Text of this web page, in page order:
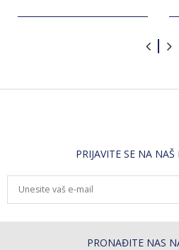
PRIJAVITE SE NA
PRONAĐITE NAS